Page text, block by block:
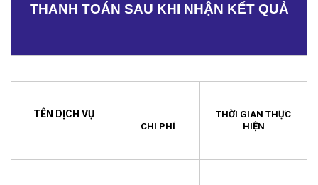
THANH TOÁN SAU KHI NHẬN KẾT QUẢ
TÊN DỊCH VỤ
CHI PHÍ
THỜI GIAN THỰC
HIỆN